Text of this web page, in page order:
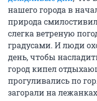
нашего города в
природа
слегка ветреную
градусами. И люди
день, чтобы
город кипел
прогуливались по
загорали на